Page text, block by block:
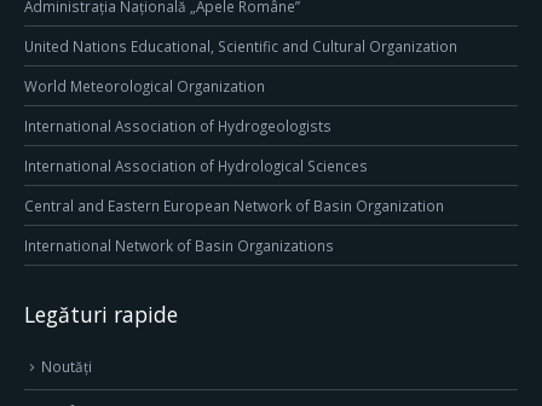
Administrația Națională „Apele Române”
United Nations Educational, Scientific and Cultural Organization
World Meteorological Organization
International Association of Hydrogeologists
International Association of Hydrological Sciences
Central and Eastern European Network of Basin Organization
International Network of Basin Organizations
Legături rapide
Noutăți